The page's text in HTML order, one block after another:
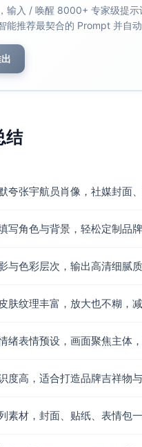
输入 / 唤醒 8000+ 专家级提
能推荐最契合的 Prompt 并自
结
夸张宇航员肖像，社媒封面
写角色与背景，轻松定制品
与色彩层次，输出高清细腻
肤纹理丰富，放大也不糊，
绪表情预设，画面聚焦主体
度高，适合打造品牌吉祥物
素材，封面、贴纸、表情包